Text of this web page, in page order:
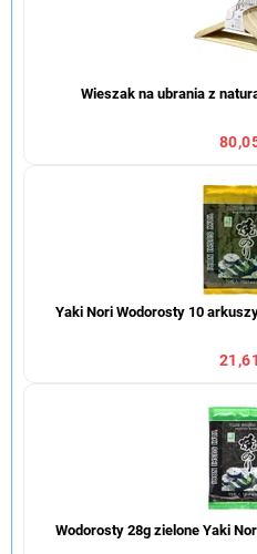
Wieszak na ubrania z
Yaki Nori Wodorosty 10
Wodorosty 28g zielone Yaki